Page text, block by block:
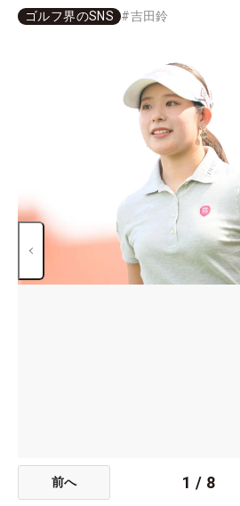
ゴルフ界のSNS #吉田鈴
前へ 1 / 8